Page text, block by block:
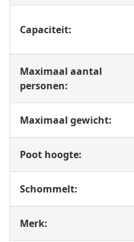
Capaciteit:
Maximaal aantal
personen:
Maximaal gewicht:
Poot hoogte:
Schommelt:
Merk: